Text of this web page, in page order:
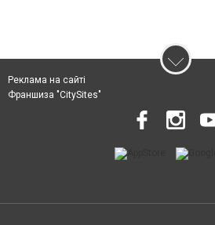
Реклама на сайті
Франшиза "CitySites"